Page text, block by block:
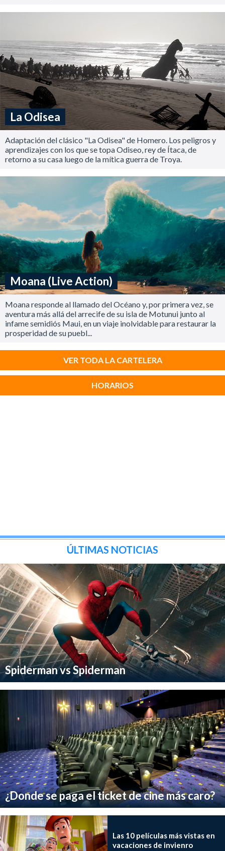
La Odisea
Adaptación del clásico "La Odisea" de Homero. Los peligros y
aprendizajes con los que se topa Odiseo, rey de Ítaca, de
retorno a su casa luego de la mítica guerra de Troya.
Moana (Live Action)
Moana responde al llamado del Océano y, por primera vez, se
aventura más allá del arrecife de su isla de Motunui junto al
infame semidiós Maui, en un viaje inolvidable para restaurar la
prosperidad de su puebl...
VER TODA LA CARTELERA
HORARIOS
ÚLTIMAS NOTICIAS
Spiderman vs Spiderman
¿Donde se paga el ticket de cine más caro?
Las 10 películas más vistas en
vacaciones de invienro